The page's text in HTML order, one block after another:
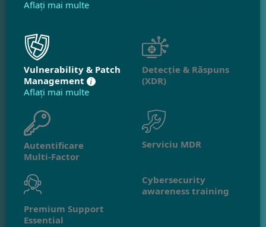
Aflați mai multe
Vulnerability & Patch
Management
Aflați mai multe
Detecție & Răspuns
(XDR)
Autentificare
Multi-Factor
Serviciu MDR
Premium Support
Essential
Cybersecurity
awareness training